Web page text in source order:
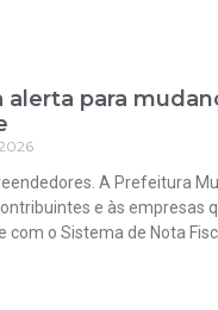
alerta para
A Prefeitura
e às empresas
com o Sistema de Nota